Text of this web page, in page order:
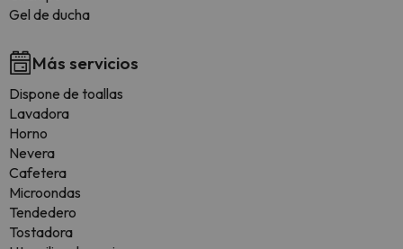
Gel de ducha
Más servicios
Dispone de toallas
Lavadora
Horno
Nevera
Cafetera
Microondas
Tendedero
Tostadora